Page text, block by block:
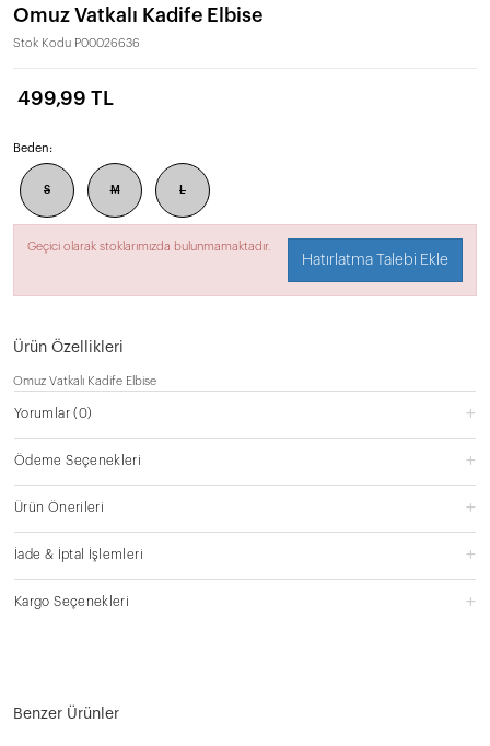
Omuz Vatkalı Kadife Elbise
Stok Kodu P00026636
499,99 TL
Beden:
S M L
Geçici olarak stoklarımızda bulunmamaktadır.
Hatırlatma Talebi Ekle
Ürün Özellikleri
Omuz Vatkalı Kadife Elbise
Yorumlar(0)
Ödeme Seçenekleri
Ürün Önerileri
İade & İptal İşlemleri
Kargo Seçenekleri
Benzer Ürünler